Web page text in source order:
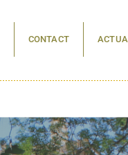
CONTACT